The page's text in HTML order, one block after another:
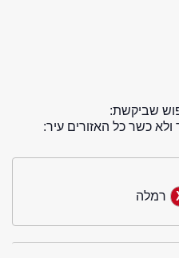
שביקשת:
ולא כשר כל האזורים עיר:
רמלה